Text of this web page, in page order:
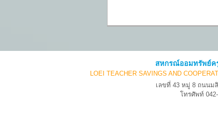
สหกรณ์ออมทรัพย์ค
LOEI TEACHER SAVINGS AND
เลขที่ 43 หมู่ 8 ถนนม
โทรศัพท์